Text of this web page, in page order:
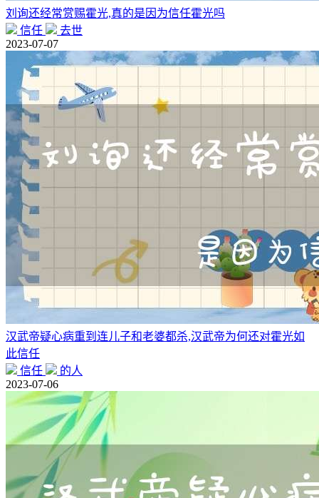
刘询还经常赏赐霍光,真的是因为信任霍光吗
信任
去世
2023-07-07
汉武帝疑心病重到连儿子和老婆都杀,汉武帝为何还对霍光如
此信任
信任
的人
2023-07-06